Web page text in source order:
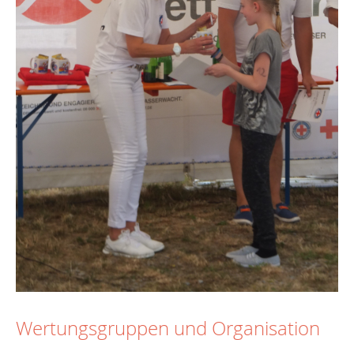
Wertungsgruppen und Organisation